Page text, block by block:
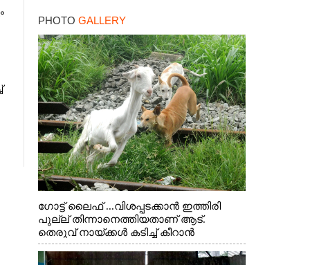
PHOTO GALLERY
ഗോട്ട് ലൈഫ് ...വിശപ്പടക്കാൻ ഇത്തിരി
പുല്ല് തിന്നാനെത്തിയതാണ് ആട്.
തെരുവ് നായ്ക്കൾ കടിച്ച് കീറാൻ
വന്നതോടെ വയറിന്റെ ആന്തൽ മറന്ന്
ജീവന് വേണ്ടിയായി ഓട്ടം. എറണാകുളം